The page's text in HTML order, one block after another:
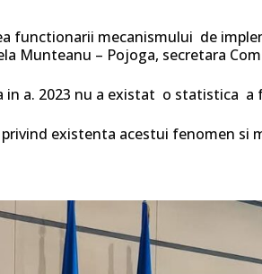
functionarii mecanismului de
Munteanu – Pojoga, secretara
a. 2023 nu a existat o statistica a
existenta acestui fenomen si